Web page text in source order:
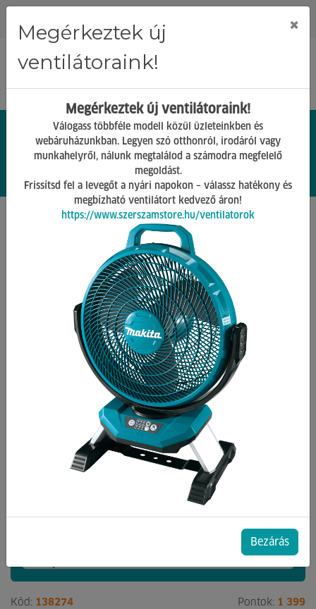
0 0.
Barkács Gépek
Hőlégfúvó, hősugárzók, olajradiátorok
Vissza
Kategóriák
Olajradiátorok
Kód: 138274 Pontok: 1 399
Megérkeztek új
ventilátoraink!
×
Megérkeztek új ventilátoraink!
Válogass többféle modell közül üzleteinkben és
webáruházunkban. Legyen szó otthonról, irodáról vagy
munkahelyről, nálunk megtalálod a számodra megfelelő
megoldást.
Frissítsd fel a levegőt a nyári napokon – válassz hatékony és
megbízható ventilátort kedvező áron!
https://www.szerszamstore.hu/ventilatorok
Bezárás